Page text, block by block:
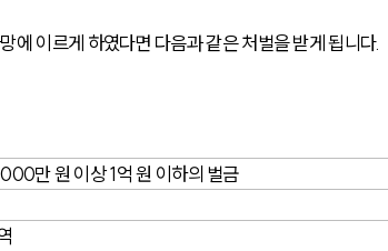
에 이르게 하였다면 다음과 같은 처벌을 받게 됩니다.
만 원 이상 1억 원 이하의 벌금